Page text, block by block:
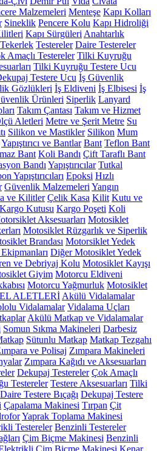
Malzemeleri Menteşe Kapı Kolları
Sineklik Pencere Kolu Kapı Hidroliği
Kapı Sürgüleri Anahtarlık
Tekerlek Testereler Daire Testereler
Amaçlı Testereler Tilki Kuyruğu
Tilki Kuyruğu Testere Ucu
Testere Ucu İş Güvenlik
Gözlükleri İş Eldiveni İş Elbisesi İş
Ürünleri Siperlik Lanyard
Takım Çantası Takım ve Hizmet
Aletleri Metre ve Şerit Metre Su
Silikon ve Mastikler Silikon Mum
Yapıştırıcı ve Bantlar Bant Teflon Bant
Bant Koli Bandı Çift Taraflı Bant
Bandı Yapıştırıcılar Tutkal
Yapıştırıcıları Epoksi Hızlı
Güvenlik Malzemeleri Yangın
ve Kilitler Çelik Kasa Kilit Kutu ve
Kargo Kutusu Kargo Poşeti Koli
Aksesuarları Motosiklet
Motosiklet Rüzgarlık ve Siperlik
Brandası Motorsiklet Yedek
Diğer Motosiklet Yedek
ve Debriyaj Kolu Motosiklet Kayışı
Giyim Motorcu Eldiveni
Motorcu Yağmurluk Motosiklet
ALETLERİ Akülü Vidalamalar
Vidalamalar Vidalama Uçları
Akülü Matkap ve Vidalamalar
Somun Sıkma Makineleri Darbesiz
Sütunlu Matkap Matkap Tezgahı
ve Polisaj Zımpara Makineleri
Zımpara Kağıdı ve Aksesuarları
Dekupaj Testereler Çok Amaçlı
Testereler Testere Aksesuarları Tilki
Daire Testere Bıçağı Dekupaj Testere
Çapalama Makinesi Tırpan Çit
Yaprak Toplama Makinesi
Testereler Benzinli Testereler
Çim Biçme Makinesi Benzinli
Çim Biçme Makinesi Kenar